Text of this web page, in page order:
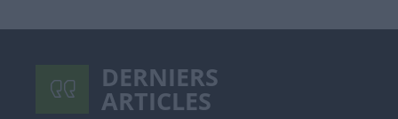
DERNIERS
ARTICLES